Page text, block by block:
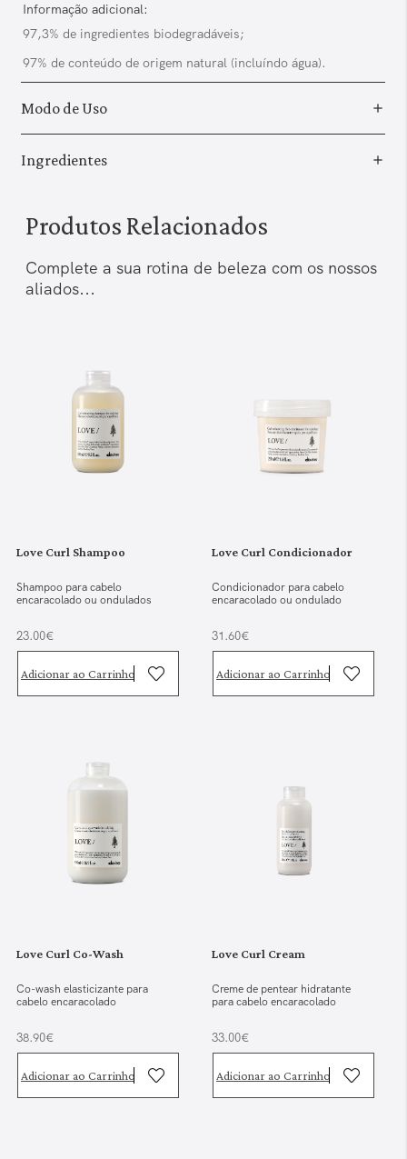
Informação adicional:
97,3% de ingredientes biodegradáveis;
97% de conteúdo de origem natural (incluíndo água).
Modo de Uso
Ingredientes
Produtos Relacionados
Complete a sua rotina de beleza com os nossos
aliados...
Love Curl Shampoo
Shampoo para cabelo
encaracolado ou ondulados
23.00€
Adicionar ao Carrinho
Love Curl Condicionador
Condicionador para cabelo
encaracolado ou ondulado
31.60€
Adicionar ao Carrinho
Love Curl Co-Wash
Co-wash elasticizante para
cabelo encaracolado
38.90€
Adicionar ao Carrinho
Love Curl Cream
Creme de pentear hidratante
para cabelo encaracolado
33.00€
Adicionar ao Carrinho